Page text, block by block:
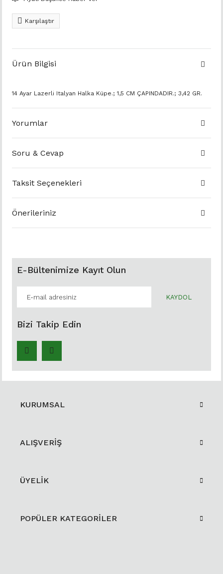
Karşılaştır
Ürün Bilgisi
14 Ayar Lazerli Italyan Halka Küpe.; 1,5 CM ÇAPINDADIR.; 3,42 GR.
Yorumlar
Soru & Cevap
Taksit Seçenekleri
Önerileriniz
E-Bültenimize Kayıt Olun
KAYDOL
Bizi Takip Edin
KURUMSAL
ALIŞVERİŞ
ÜYELİK
POPÜLER KATEGORİLER